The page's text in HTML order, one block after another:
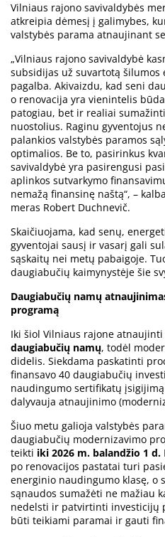
Vilniaus rajono savivaldybės
atkreipia dėmesį į galimybes,
valstybės parama atnaujinant
„Vilniaus rajono savivaldybė
subsidijas už suvartotą
pagalba. Akivaizdu, kad seni
o renovacija yra vienintelis
patogiau, bet ir realiai
nuostolius. Raginu gyventojus
palankios valstybės paramos
optimalios. Be to, pasirinkus
savivaldybė yra pasirengusi
aplinkos sutvarkymo
nemažą finansinę naštą“, –
meras Robert Duchnevič.
Skaičiuojama, kad senų,
gyventojai sausį ir vasarį gali
sąskaitų nei metų pabaigoje.
daugiabučių kaimynystėje šie
Daugiabučių namų
programą
Iki šiol Vilniaus rajone
daugiabučių namų, todėl
didelis. Siekdama paskatinti
finansavo 40 daugiabučių
naudingumo sertifikatų
dalyvauja atnaujinimo
Šiuo metu galioja valstybės
daugiabučių modernizavimo
teikti iki 2026 m. balandžio 1 d.
po renovacijos pastatai turi
energinio naudingumo klasę, o
sąnaudos sumažėti ne mažiau
nedelsti ir patvirtinti investicijų
būti teikiami paramai ir gauti